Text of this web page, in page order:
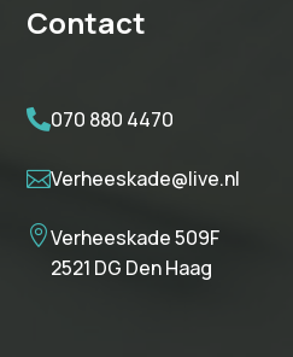
Contact
070 880 4470
Verheeskade@live.nl
Verheeskade 509F
2521 DG Den Haag